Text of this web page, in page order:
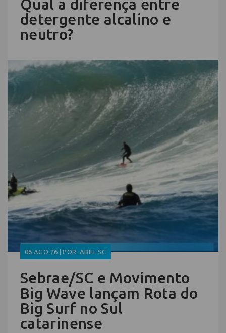
Qual a diferença entre
detergente alcalino e
neutro?
06.AGO.26 | POR: ABIH-SC
Sebrae/SC e Movimento
Big Wave lançam Rota do
Big Surf no Sul
catarinense